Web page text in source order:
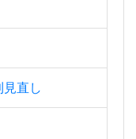
直し